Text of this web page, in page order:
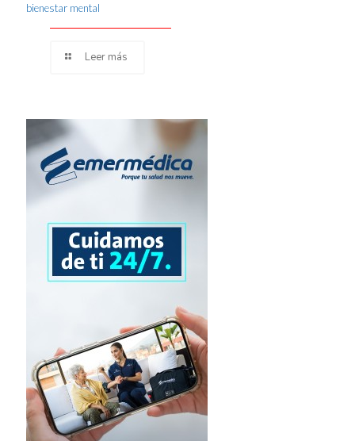
bienestar mental
Leer más